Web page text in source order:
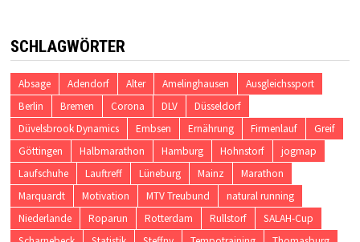
SCHLAGWÖRTER
Absage Adendorf Alter Amelinghausen
Ausgleichssport
Berlin
Bremen Corona DLV
Düsseldorf
Düvelsbrook Dynamics
Embsen Ernährung Firmenlauf
Greif
Göttingen
Halbmarathon Hamburg Hohnstorf
jogmap
Laufschuhe
Lauftreff Lüneburg Mainz
Marathon
Marquardt
Motivation MTV Treubund
natural running
Niederlande
Roparun Rotterdam Rullstorf
SALAH-Cup